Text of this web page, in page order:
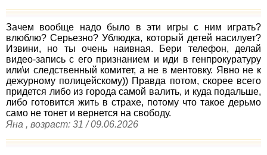
Зачем вообще надо было в эти игры с ним играть?
влюблю? Серьезно? Ублюдка, который детей насилует?
Извини, но ты очень наивная. Бери телефон, делай
видео-запись с его признанием и иди в генпрокуратуру
или\и следственный комитет, а не в ментовку. Явно не к
дежурному полицейскому)) Правда потом, скорее всего
придется либо из города самой валить, и куда подальше,
либо готовится жить в страхе, потому что такое дерьмо
само не тонет и вернется на свободу.
Яна , возраст: 31 / 09.06.2026